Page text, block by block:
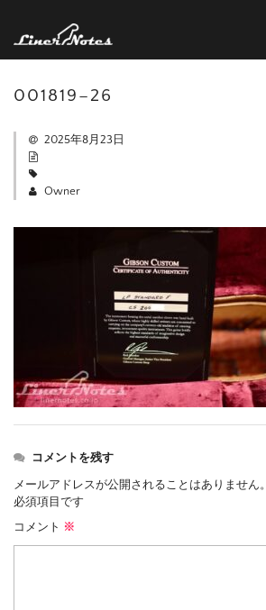
001819–26
2025年8月23日
Owner
コメントを残す
メールアドレスが公開されることはありません。
必須項目です
コメント ※